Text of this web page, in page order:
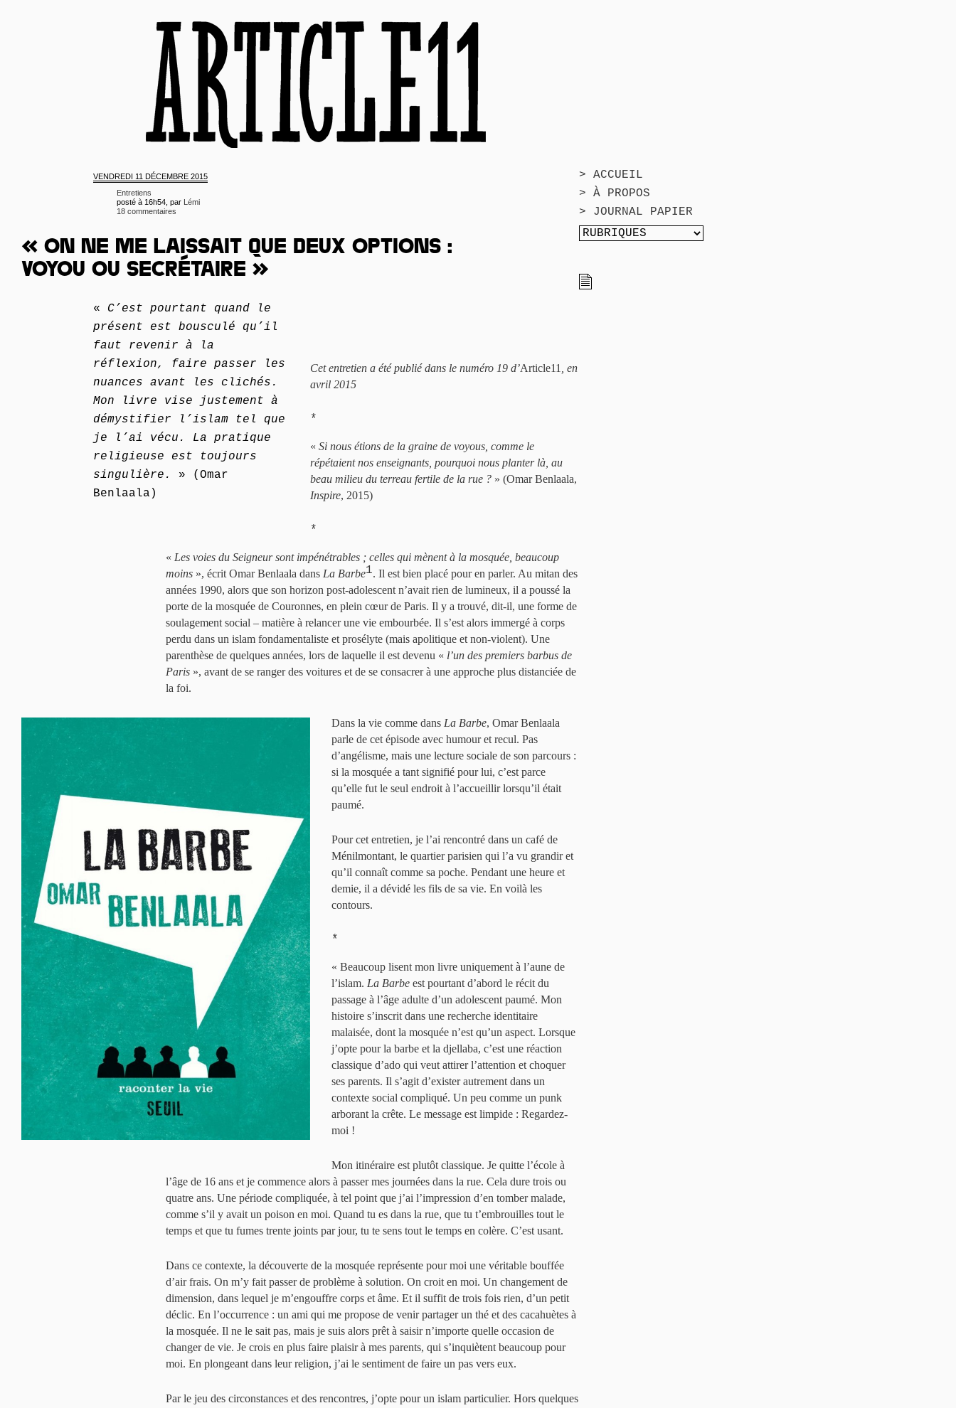
> ACCUEIL
> À PROPOS
> JOURNAL PAPIER
VENDREDI 11 DÉCEMBRE 2015
Entretiens
posté à 16h54, par Lémi
18 commentaires
« ON NE ME LAISSAIT QUE DEUX OPTIONS :
VOYOU OU SECRÉTAIRE »
« C’est pourtant quand le
présent est bousculé qu’il
faut revenir à la
réflexion, faire passer les
nuances avant les clichés.
Mon livre vise justement à
démystifier l’islam tel que
je l’ai vécu. La pratique
religieuse est toujours
singulière.
» (Omar
Benlaala)
Cet entretien a été publié dans le numéro 19 d’Article11
, en
avril 2015
*
« Si nous étions de la graine de voyous, comme le
répétaient nos enseignants, pourquoi nous planter là, au
beau milieu du terreau fertile de la rue ? » (Omar Benlaala,
Inspire, 2015)
*
« Les voies du Seigneur sont impénétrables ; celles qui mènent à la mosquée, beaucoup
moins », écrit Omar Benlaala dans La Barbe1. Il est bien placé pour en parler. Au mitan des
années 1990, alors que son horizon post-adolescent n’avait rien de lumineux, il a poussé la
porte de la mosquée de Couronnes, en plein cœur de Paris. Il y a trouvé, dit-il, une forme de
soulagement social – matière à relancer une vie embourbée. Il s’est alors immergé à corps
perdu dans un islam fondamentaliste et prosélyte (mais apolitique et non-violent). Une
parenthèse de quelques années, lors de laquelle il est devenu « l’un des premiers barbus de
Paris », avant de se ranger des voitures et de se consacrer à une approche plus distanciée de
la foi.
Dans la vie comme dans La Barbe, Omar Benlaala
parle de cet épisode avec humour et recul. Pas
d’angélisme, mais une lecture sociale de son parcours :
si la mosquée a tant signifié pour lui, c’est parce
qu’elle fut le seul endroit à l’accueillir lorsqu’il était
paumé.
Pour cet entretien, je l’ai rencontré dans un café de
Ménilmontant, le quartier parisien qui l’a vu grandir et
qu’il connaît comme sa poche. Pendant une heure et
demie, il a dévidé les fils de sa vie. En voilà les
contours.
*
« Beaucoup lisent mon livre uniquement à l’aune de
l’islam. La Barbe est pourtant d’abord le récit du
passage à l’âge adulte d’un adolescent paumé. Mon
histoire s’inscrit dans une recherche identitaire
malaisée, dont la mosquée n’est qu’un aspect. Lorsque
j’opte pour la barbe et la djellaba, c’est une réaction
classique d’ado qui veut attirer l’attention et choquer
ses parents. Il s’agit d’exister autrement dans un
contexte social compliqué. Un peu comme un punk
arborant la crête. Le message est limpide : Regardez-
moi !
Mon itinéraire est plutôt classique. Je quitte l’école à
l’âge de 16 ans et je commence alors à passer mes journées dans la rue. Cela dure trois ou
quatre ans. Une période compliquée, à tel point que j’ai l’impression d’en tomber malade,
comme s’il y avait un poison en moi. Quand tu es dans la rue, que tu t’embrouilles tout le
temps et que tu fumes trente joints par jour, tu te sens tout le temps en colère. C’est usant.
Dans ce contexte, la découverte de la mosquée représente pour moi une véritable bouffée
d’air frais. On m’y fait passer de problème à solution. On croit en moi. Un changement de
dimension, dans lequel je m’engouffre corps et âme. Et il suffit de trois fois rien, d’un petit
déclic. En l’occurrence : un ami qui me propose de venir partager un thé et des cacahuètes à
la mosquée. Il ne le sait pas, mais je suis alors prêt à saisir n’importe quelle occasion de
changer de vie. Je crois en plus faire plaisir à mes parents, qui s’inquiètent beaucoup pour
moi. En plongeant dans leur religion, j’ai le sentiment de faire un pas vers eux.
Par le jeu des circonstances et des rencontres, j’opte pour un islam particulier. Hors quelques